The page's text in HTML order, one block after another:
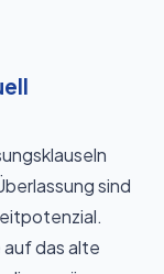
sind
auf das alte